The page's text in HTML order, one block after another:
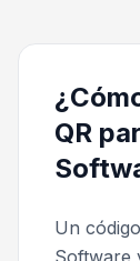
QR
Un
Software